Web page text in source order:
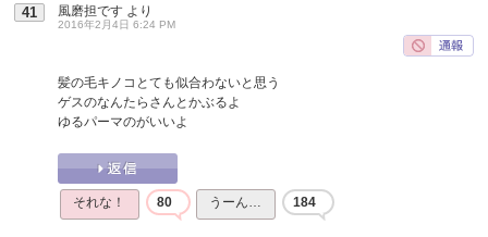
41 風磨担です より
2016年2月4日 6:24 PM
髪の毛キノコとても似合わないと思う
ゲスのなんたらさんとかぶるよ
ゆるパーマのがいいよ
それな！ 80 うーん… 184